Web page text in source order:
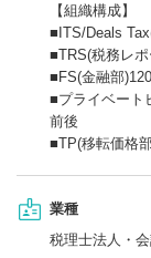
【組織構成】
■ITS/Deals
■TRS(税務レ
■FS(金融部
■プライベート
前後
■TP(移転価格
業種
税理士法人・